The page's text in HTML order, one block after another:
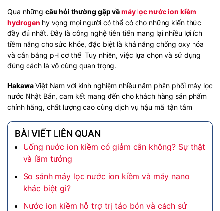
Qua những câu hỏi thường gặp vềmáy lọc nước ion kiềm
hydrogen hy vọng mọi người có thể có cho những kiến thức
đầy đủ nhất. Đây là công nghệ tiên tiến mang lại nhiều lợi ích
tiềm năng cho sức khỏe, đặc biệt là khả năng chống oxy hóa
và cân bằng pH cơ thể. Tuy nhiên, việc lựa chọn và sử dụng
đúng cách là vô cùng quan trọng.
HakawaViệt Nam với kinh nghiệm nhiều năm phân phối máy lọc
nước Nhật Bản, cam kết mang đến cho khách hàng sản phẩm
chính hãng, chất lượng cao cùng dịch vụ hậu mãi tận tâm.
BÀI VIẾT LIÊN QUAN
Uống nước ion kiềm có giảm cân không? Sự thật
và lầm tưởng
So sánh máy lọc nước ion kiềm và máy nano
khác biệt gì?
Nước ion kiềm hỗ trợ trị táo bón và cách sử